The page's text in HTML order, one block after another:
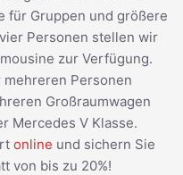
für Gruppen und größere
Personen stellen wir
zur Verfügung.
mehreren Personen
Großraumwagen
Mercedes V Klasse.
online und sichern Sie
von bis zu 20%!